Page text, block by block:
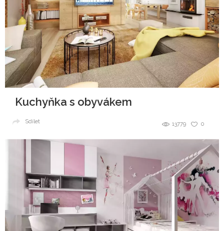
Kuchyňka s obyvákem
0
13779
Sdílet